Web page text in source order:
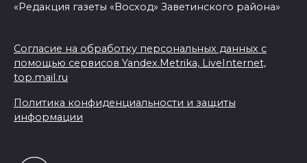
«Редакция газеты «Восход» Заветинского района»
Согласие на обработку персональных данных с
помощью сервисов Yandex.Metrika, LiveInternet,
top.mail.ru
Политика конфиденциальности и защиты
информации